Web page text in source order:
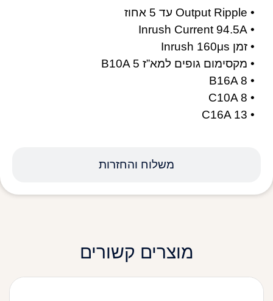
משלוח והחזרות
• Output Ripple עד 5 אחוז
• Inrush Current 94.5A
• זמן Inrush 160μs
• מקסימום גופים למא”ז B10A 5
• B16A 8
• C10A 8
• C16A 13
מוצרים קשורים